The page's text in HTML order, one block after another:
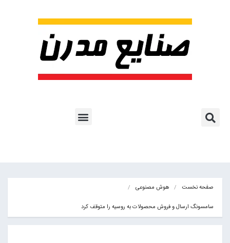
صفحه نخست هوش مصنوعی
سامسونگ ارسال و فروش محصولات به روسیه را متوقف کرد